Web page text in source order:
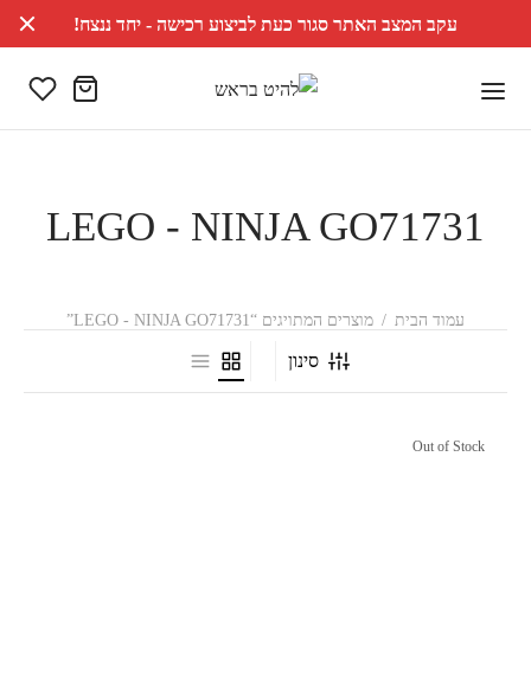
עקב המצב האתר סגור כעת לביצוע רכישה - יחד ננצח!
LEGO - NINJA GO71731
עמוד הבית / מוצרים המתויגים “LEGO - NINJA GO71731”
סינון
Out of Stock